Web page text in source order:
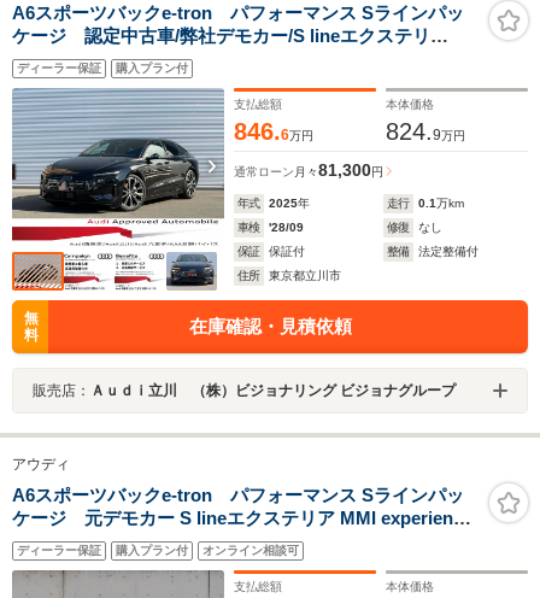
A6スポーツバックe-tron パフォーマンス Sラインパッ
ケージ 認定中古車/弊社デモカー/S lineエクステリ
ア/MMI experience pro/ラグジュアリーパッケージ/バー
チャルエクステリアミラー/Audi Sport OP21AW/Bang &
Olufsenサウンドシステム/ヘッドアップディスプレイ
ディーラー保証 購入プラン付
支払総額
846.6万円
本体価格
824.9万円
通常ローン 月々81,300円
年式 2025年 走行 0.1万km
車検
'28/09 修復
なし
保証
保証付 整備
法定整備付
住所
東京都立川市
無
料
在庫確認・見積依頼
販売店： Ａｕｄｉ立川 （株）ビジョナリング ビジョナグループ
アウディ
A6スポーツバックe-tron パフォーマンス Sラインパッ
ケージ 元デモカー S lineエクステリア MMI experience
pro ラグジュアリーパッケージ マトリクスLEDヘッドラ
イト / ダイナミックターンインディケーターテクノロジー
ディーラー保証 購入プラン付 オンライン相談可
支払総額 本体価格